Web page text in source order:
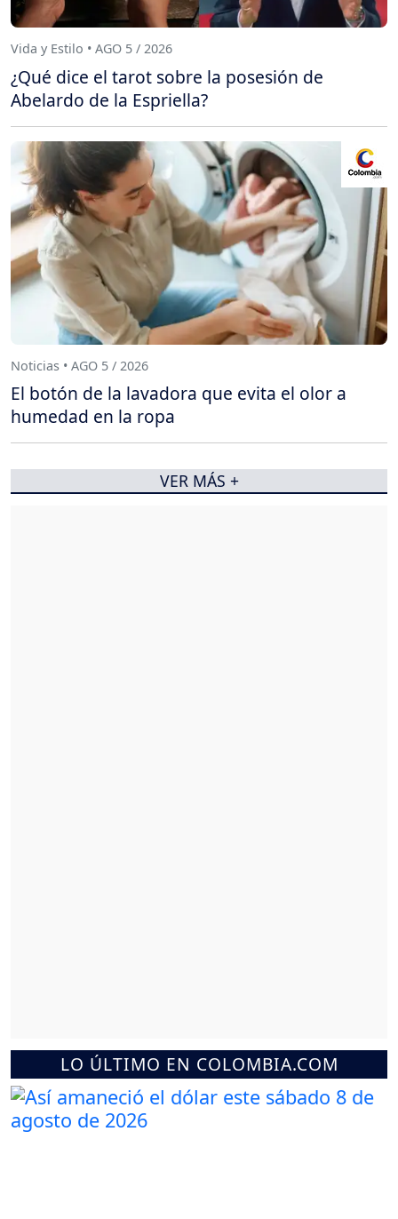
LO ÚLTIMO EN COLOMBIA.COM
Vida y Estilo • AGO 5 / 2026
¿Qué dice el tarot sobre la posesión de
Abelardo de la Espriella?
Noticias • AGO 5 / 2026
El botón de la lavadora que evita el olor a
humedad en la ropa
VER MÁS +